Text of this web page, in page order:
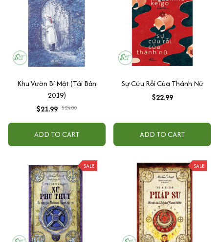
Khu Vườn Bí Mật (Tái Bản
2019)
$21.99 $24.00
ADD TO CART
Sự Cứu Rỗi Của Thánh Nữ
$22.99
ADD TO CART
SALE SALE